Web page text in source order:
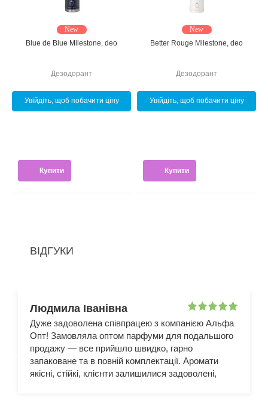
New
Blue de Blue Milestone, deo
Дезодорант
Увійдіть, щоб побачити ціну
Купити
New
Better Rouge Milestone, deo
Дезодорант
Увійдіть, щоб побачити ціну
Купити
ВІДГУКИ
Людмила Іванівна
Дуже задоволена співпрацею з компанією Альфа
Опт! Замовляла оптом парфуми для подальшого
продажу — все прийшло швидко, гарно
запаковане та в повній комплектації. Аромати
якісні, стійкі, клієнти залишилися задоволені,